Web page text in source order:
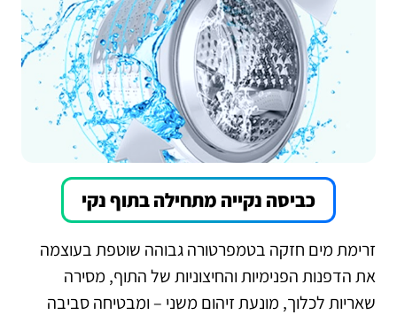
כביסה נקייה מתחילה בתוף נקי
זרימת מים חזקה בטמפרטורה גבוהה שוטפת בעוצמה
את הדפנות הפנימיות והחיצוניות של התוף, מסירה
שאריות לכלוך, מונעת זיהום משני – ומבטיחה סביבה